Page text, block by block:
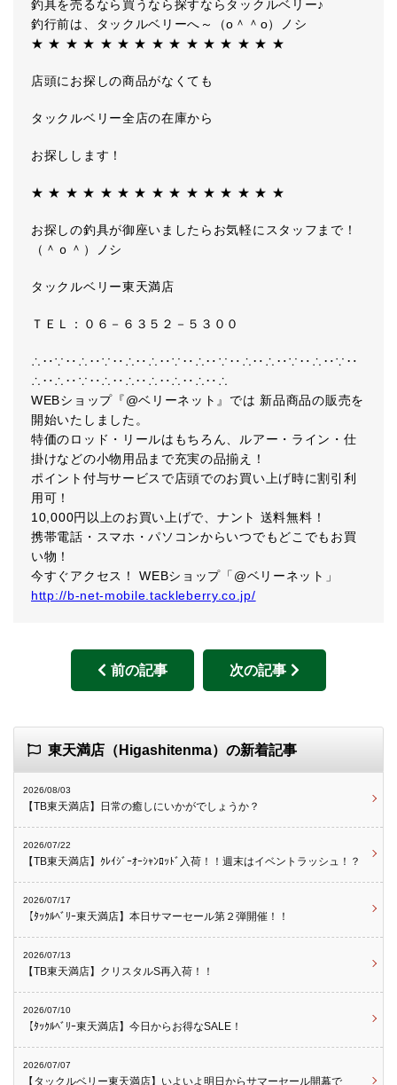
釣具を売るなら買うなら探すならタックルベリー♪
釣行前は、タックルベリーへ～（o＾＾o）ノシ
★ ★ ★ ★ ★ ★ ★ ★ ★ ★ ★ ★ ★ ★ ★
店頭にお探しの商品がなくても
タックルベリー全店の在庫から
お探しします！
★ ★ ★ ★ ★ ★ ★ ★ ★ ★ ★ ★ ★ ★ ★
お探しの釣具が御座いましたらお気軽にスタッフまで！
（＾ｏ＾）ノシ
タックルベリー東天満店
ＴＥＬ：０６－６３５２－５３００
∴‥∵‥∴‥∵‥∴‥∴‥∵‥∴‥∵‥∴‥∴‥∵‥∴‥∵‥
∴‥∴‥∵‥∴‥∴‥∴‥∴‥∴‥∴
WEBショップ『@ベリーネット』では 新品商品の販売を
開始いたしました。
特価のロッド・リールはもちろん、ルアー・ライン・仕
掛けなどの小物用品まで充実の品揃え！
ポイント付与サービスで店頭でのお買い上げ時に割引利
用可！
10,000円以上のお買い上げで、ナント 送料無料！
携帯電話・スマホ・パソコンからいつでもどこでもお買
い物！
今すぐアクセス！ WEBショップ「@ベリーネット」
http://b-net-mobile.tackleberry.co.jp/
前の記事 次の記事
東天満店（Higashitenma）の新着記事
2026/08/03
【TB東天満店】日常の癒しにいかがでしょうか？
2026/07/22
【TB東天満店】ｸﾚｲｼﾞｰｵｰｼｬﾝﾛｯﾄﾞ入荷！！週末はイベントラッシュ！？
2026/07/17
【ﾀｯｸﾙﾍﾞﾘｰ東天満店】本日サマーセール第２弾開催！！
2026/07/13
【TB東天満店】クリスタルS再入荷！！
2026/07/10
【ﾀｯｸﾙﾍﾞﾘｰ東天満店】今日からお得なSALE！
2026/07/07
【タックルベリー東天満店】いよいよ明日からサマーセール開幕で